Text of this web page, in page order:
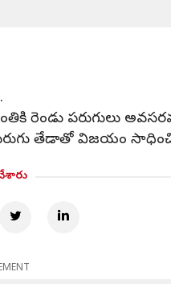
రెండు పరుగులు
తేడాతో విజయం
చేశారు